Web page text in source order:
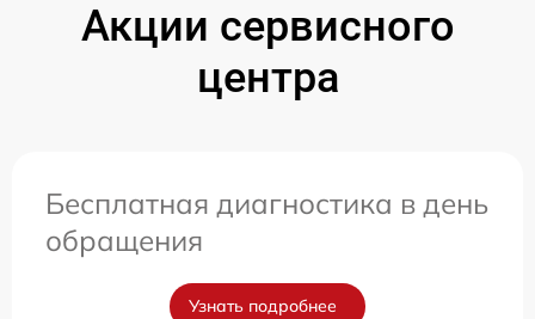
Акции сервисного
центра
Бесплатная диагностика в день
обращения
Узнать подробнее